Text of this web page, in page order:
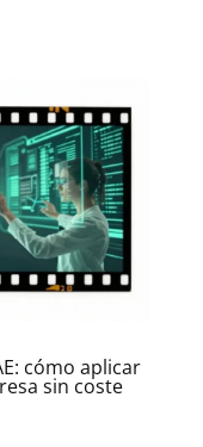
cómo aplicar
sin coste